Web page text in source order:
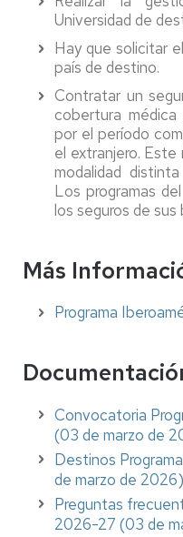
Universidad de
Hay que solicitar
país de destino.
Contratar un
cobertura
por el período
el extranjero. Este
modalidad
Los programas
los seguros de sus
Más
Programa
Convocatoria
(03 de marzo de
Destinos
de marzo de 2026)
Preguntas
2026-27 (03 de